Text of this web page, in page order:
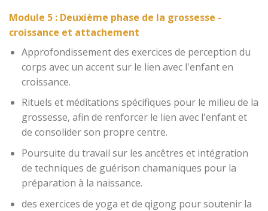
Module 5 : Deuxième phase de la grossesse -
croissance et attachement
Approfondissement des exercices de perception du
corps avec un accent sur le lien avec l'enfant en
croissance.
Rituels et méditations spécifiques pour le milieu de la
grossesse, afin de renforcer le lien avec l'enfant et
de consolider son propre centre.
Poursuite du travail sur les ancêtres et intégration
de techniques de guérison chamaniques pour la
préparation à la naissance.
des exercices de yoga et de qigong pour soutenir la